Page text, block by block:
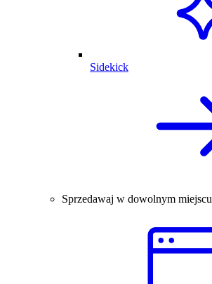
Sidekick
Sprzedawaj w dowolnym miejscu